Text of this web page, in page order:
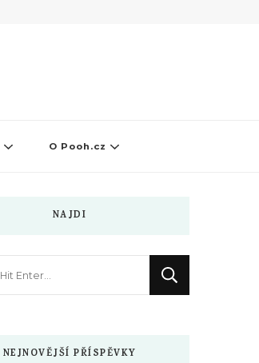
O Pooh.cz
NAJDI
NEJNOVĚJŠÍ PŘÍSPĚVKY